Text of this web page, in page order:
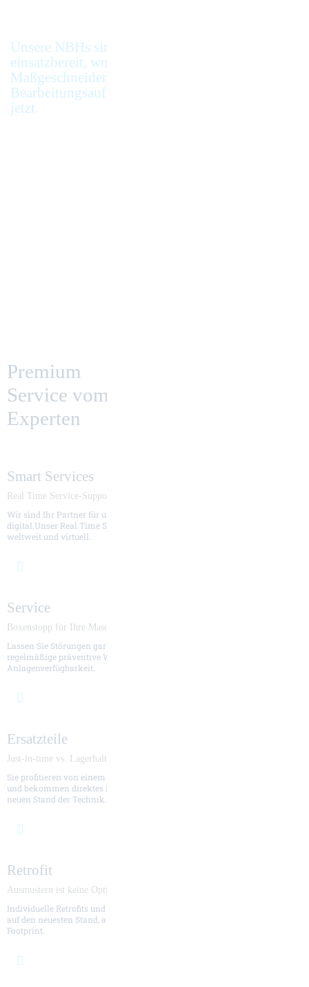
Unsere NBHs sind überall dort
einsatzbereit, wo Sie uns brauchen.
Maßgeschneidert für Ihre
Bearbeitungsaufgabe. Die Zukunft ist
jetzt.
Premium
Service vom
Experten
Smart Services
Real Time Service-Support
Wir sind Ihr Partner für umfassenden Support – direkt vor Ort oder
digital.Unser Real Time Support vernetzt Sie mit unseren Fachleuten,
weltweit und virtuell.
Service
Boxenstopp für Ihre Maschine
Lassen Sie Störungen gar nicht erst aufkommen. Wir sorgen für
regelmäßige präventive Wartung und Instandhaltung und optimieren Ihre
Anlagenverfügbarkeit.
Ersatzteile
Just-in-time vs. Lagerhaltung
Sie profitieren von einem kompletten Angebot an Original-Ersatzteilen
und bekommen direktes Hersteller-Know-how. Schnell verfügbar, auf dem
neuen Stand der Technik.
Retrofit
Ausmustern ist keine Option
Individuelle Retrofits und erstklassige Überholungen bringen die Anlage
auf den neuesten Stand, auch hinsichtlich Energieverbrauch und CO
Footprint.